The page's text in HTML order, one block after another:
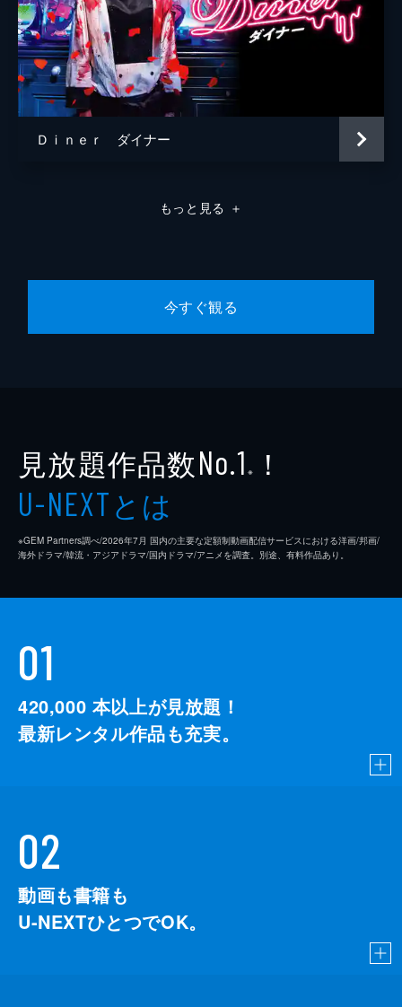
Ｄｉｎｅｒ ダイナー
もっと見る ＋
今すぐ観る
見放題作品数No.1 ※ ！
U-NEXTとは
※GEM Partners調べ/2026年7⽉ 国内の主要な定額制動画配信サービスにおける洋画/邦画/
海外ドラマ/韓流・アジアドラマ/国内ドラマ/アニメを調査。別途、有料作品あり。
01
420,000 本以上が見放題！
最新レンタル作品も充実。
02
動画も書籍も
U-NEXTひとつでOK。